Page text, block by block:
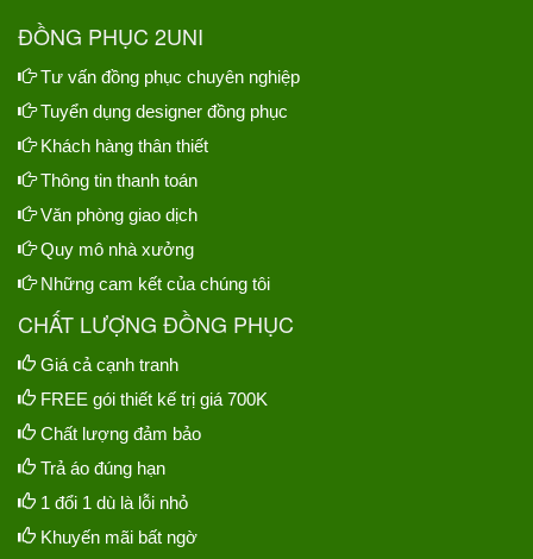
ĐỒNG PHỤC 2UNI
Tư vấn đồng phục chuyên nghiệp
Tuyển dụng designer đồng phục
Khách hàng thân thiết
Thông tin thanh toán
Văn phòng giao dịch
Quy mô nhà xưởng
Những cam kết của chúng tôi
CHẤT LƯỢNG ĐỒNG PHỤC
Giá cả cạnh tranh
FREE gói thiết kế trị giá 700K
Chất lượng đảm bảo
Trả áo đúng hạn
1 đổi 1 dù là lỗi nhỏ
Khuyến mãi bất ngờ